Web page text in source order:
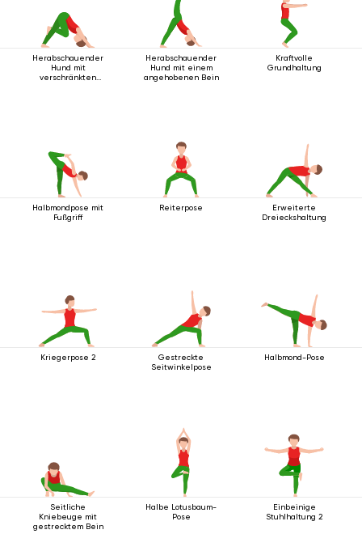
Herabschauender
Hund mit
verschränkten
Herabschauender
Hund mit einem
angehobenen Bein
Kraftvolle
Grundhaltung
Halbmondpose mit
Fußgriff
Reiterpose
Erweiterte
Dreieckshaltung
Kriegerpose 2
Gestreckte
Seitwinkelpose
Halbmond-Pose
Seitliche
Kniebeuge mit
gestrecktem Bein
Halbe Lotusbaum-
Pose
Einbeinige
Stuhlhaltung 2